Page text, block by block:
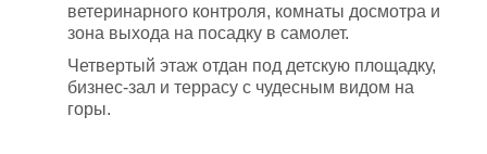
ветеринарного контроля, комнаты досмотра и
зона выхода на посадку в самолет.
Четвертый этаж отдан под детскую площадку,
бизнес-зал и террасу с чудесным видом на
горы.